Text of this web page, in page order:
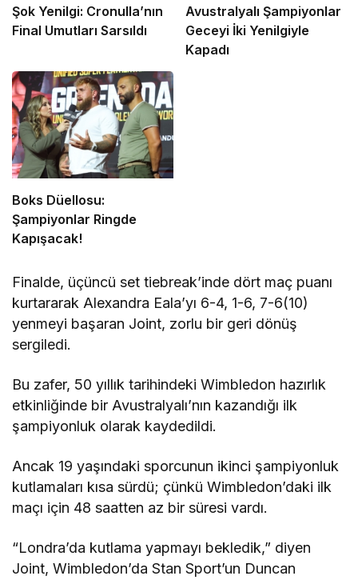
Şok Yenilgi: Cronulla’nın
Final Umutları Sarsıldı
Avustralyalı Şampiyonlar
Geceyi İki Yenilgiyle
Kapadı
Boks Düellosu:
Şampiyonlar Ringde
Kapışacak!
Finalde, üçüncü set tiebreak’inde dört maç puanı
kurtararak Alexandra Eala’yı 6-4, 1-6, 7-6(10)
yenmeyi başaran Joint, zorlu bir geri dönüş
sergiledi.
Bu zafer, 50 yıllık tarihindeki Wimbledon hazırlık
etkinliğinde bir Avustralyalı’nın kazandığı ilk
şampiyonluk olarak kaydedildi.
Ancak 19 yaşındaki sporcunun ikinci şampiyonluk
kutlamaları kısa sürdü; çünkü Wimbledon’daki ilk
maçı için 48 saatten az bir süresi vardı.
“Londra’da kutlama yapmayı bekledik,” diyen
Joint, Wimbledon’da Stan Sport’un Duncan